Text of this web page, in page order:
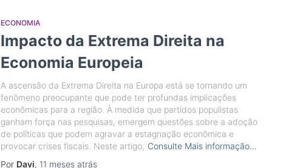
ECONOMIA
Impacto da Extrema Direita na
Economia Europeia
A ascensão da Extrema Direita na Europa está se tornando um
fenômeno preocupante que pode ter profundas implicações
econômicas para a região. À medida que partidos populistas
ganham força nas pesquisas, emergem questões sobre a adoção
de políticas que podem agravar a estagnação econômica e
provocar crises fiscais. Neste artigo, Consulte Mais informação…
Por Davi, 11 meses atrás